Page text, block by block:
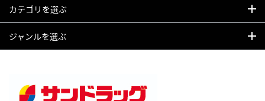
カテゴリを選ぶ
ジャンルを選ぶ